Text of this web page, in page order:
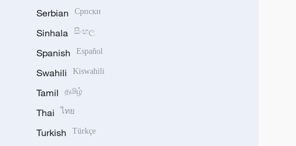
Serbian Српски
Sinhala සිංහල
Spanish Español
Swahili Kiswahili
Tamil தமிழ்
Thai ไทย
Turkish Türkçe